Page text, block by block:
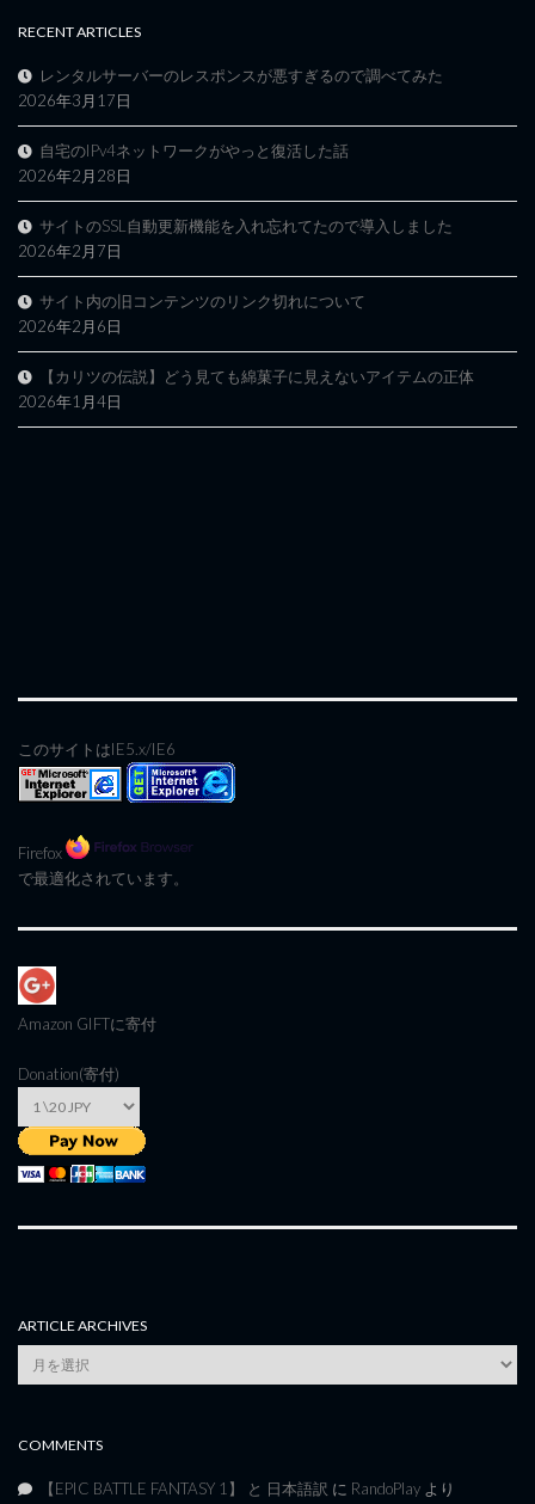
RECENT ARTICLES
レンタルサーバーのレスポンスが悪すぎるので調べてみた
2026年3月17日
自宅のIPv4ネットワークがやっと復活した話
2026年2月28日
サイトのSSL自動更新機能を入れ忘れてたので導入しました
2026年2月7日
サイト内の旧コンテンツのリンク切れについて
2026年2月6日
【カリツの伝説】どう見ても綿菓子に見えないアイテムの正体
2026年1月4日
このサイトはIE5.x/IE6
Firefox
で最適化されています。
Amazon GIFTに寄付
Donation(寄付)
ARTICLE ARCHIVES
Article
Archives
COMMENTS
【EPIC BATTLE FANTASY 1】 と 日本語訳 に RandoPlay より